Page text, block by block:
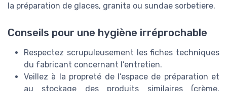
la préparation de glaces, granita ou sundae sorbetiere.
Conseils pour une hygiène irréprochable
Respectez scrupuleusement les fiches techniques
du fabricant concernant l’entretien.
Veillez à la propreté de l’espace de préparation et
au stockage des produits similaires (crème,